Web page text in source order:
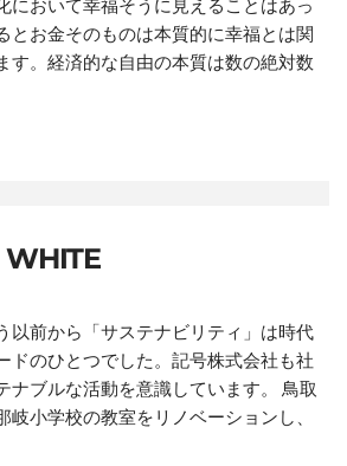
とお金そのものは本質的に幸福とは関
す。経済的な自由の本質は数の絶対数
以前から「サステナビリティ」は時代
ドのひとつでした。記号株式会社も社
ナブルな活動を意識しています。 鳥取
岐小学校の教室をリノベーションし、